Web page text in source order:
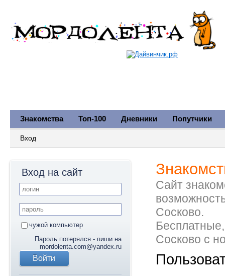
Знакомства Топ-100 Дневники Попутчики
Вход
Сайт
Сосково.
Сосково с
Вход на сайт
чужой компьютер
Пароль потерялся - пиши на
mordolenta.com@yandex.ru